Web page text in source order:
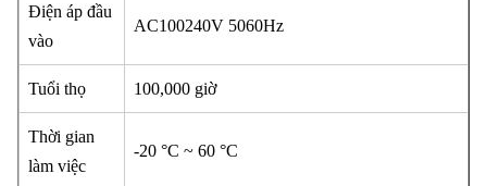
Điện áp đầu
vào
AC100240V 5060Hz
Tuổi thọ 100,000 giờ
Thời gian
làm việc
-20 °C ~ 60 °C